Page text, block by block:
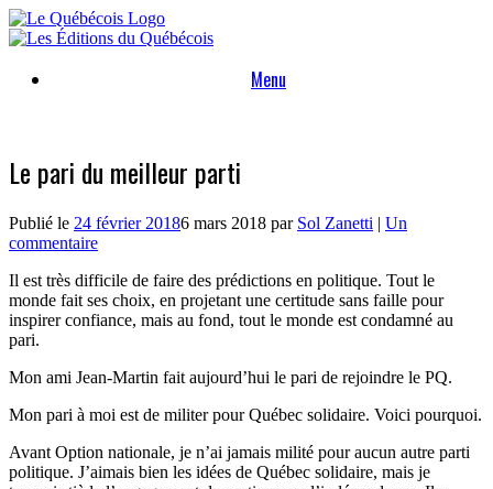
Skip
to
Menu
Le pari du meilleur parti
Publié le 24 février 20186 mars 2018 par Sol Zanetti | Un
commentaire
Il est très difficile de faire des prédictions en politique. Tout le
monde fait ses choix, en projetant une certitude sans faille pour
inspirer confiance, mais au fond, tout le monde est condamné au
pari.
Mon ami Jean-Martin fait aujourd’hui le pari de rejoindre le PQ.
Mon pari à moi est de militer pour Québec solidaire. Voici pourquoi.
Avant Option nationale, je n’ai jamais milité pour aucun autre parti
politique. J’aimais bien les idées de Québec solidaire, mais je